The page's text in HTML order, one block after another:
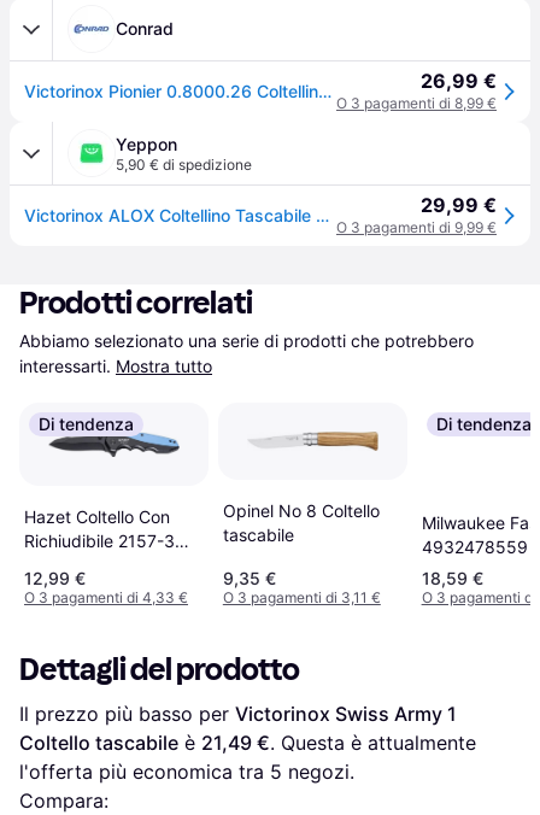
Conrad
Victorinox Pionier 0.8000.26 Coltellino da lavoro Numero funzioni 1 Argento 26,99 €
O 3 pagamenti di 8,99 €
Yeppon
5,90 € di spedizione
Victorinox ALOX Coltellino Tascabile Silver 29,99 €
O 3 pagamenti di 9,99 €
Prodotti correlati
Abbiamo selezionato una serie di prodotti che potrebbero
interessarti. Mostra tutto
Di tendenza
Hazet Coltello Con
Richiudibile 2157-3
12,99 €
O 3 pagamenti di 4,33 €
Opinel No 8 Coltello
tascabile
9,35 €
O 3 pagamenti di 3,11 €
Di tendenza
Milwaukee
4932478559
tascabile
18,59 €
O 3 pagamenti di
Dettagli del prodotto
Il prezzo più basso per Victorinox Swiss Army 1
Coltello tascabile è 21,49 €. Questa è attualmente
l'offerta più economica tra 5 negozi.
Compara: